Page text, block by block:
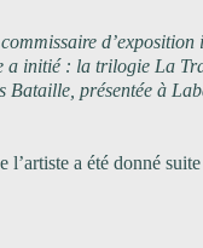
initié : la trilogie La
Bataille, présentée à
a été donné